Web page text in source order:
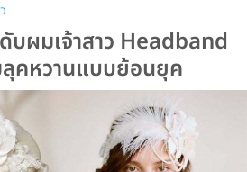
บผมเจ้าสาว Headband
ลุคหวานแบบย้อนยุค